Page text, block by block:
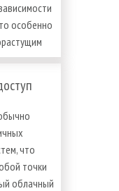
особенно
что
точки
облачный